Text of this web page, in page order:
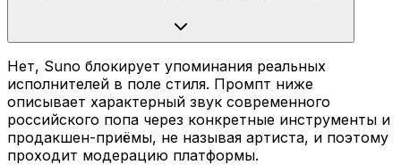
Нет, Suno блокирует упоминания реальных
исполнителей в поле стиля. Промпт ниже
описывает характерный звук современного
российского попа через конкретные инструменты и
продакшен-приёмы, не называя артиста, и поэтому
проходит модерацию платформы.